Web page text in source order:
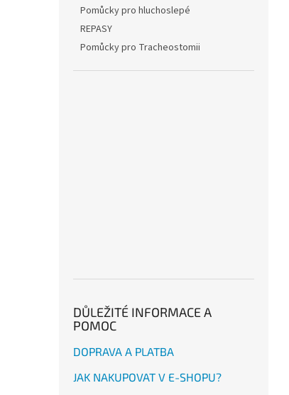
Pomůcky pro hluchoslepé
REPASY
Pomůcky pro Tracheostomii
DŮLEŽITÉ INFORMACE A
POMOC
DOPRAVA A PLATBA
JAK NAKUPOVAT V E-SHOPU?